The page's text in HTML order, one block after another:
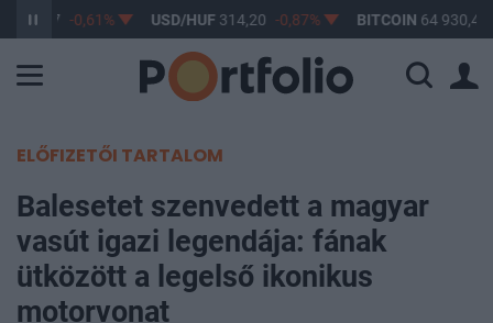
363,17 -0,61% USD/HUF314,20 -0,87% BITCOIN 64 930,46
ELŐFIZETŐI TARTALOM
Balesetet szenvedett a magyar
vasút igazi legendája: fának
ütközött a legelső ikonikus
motorvonat